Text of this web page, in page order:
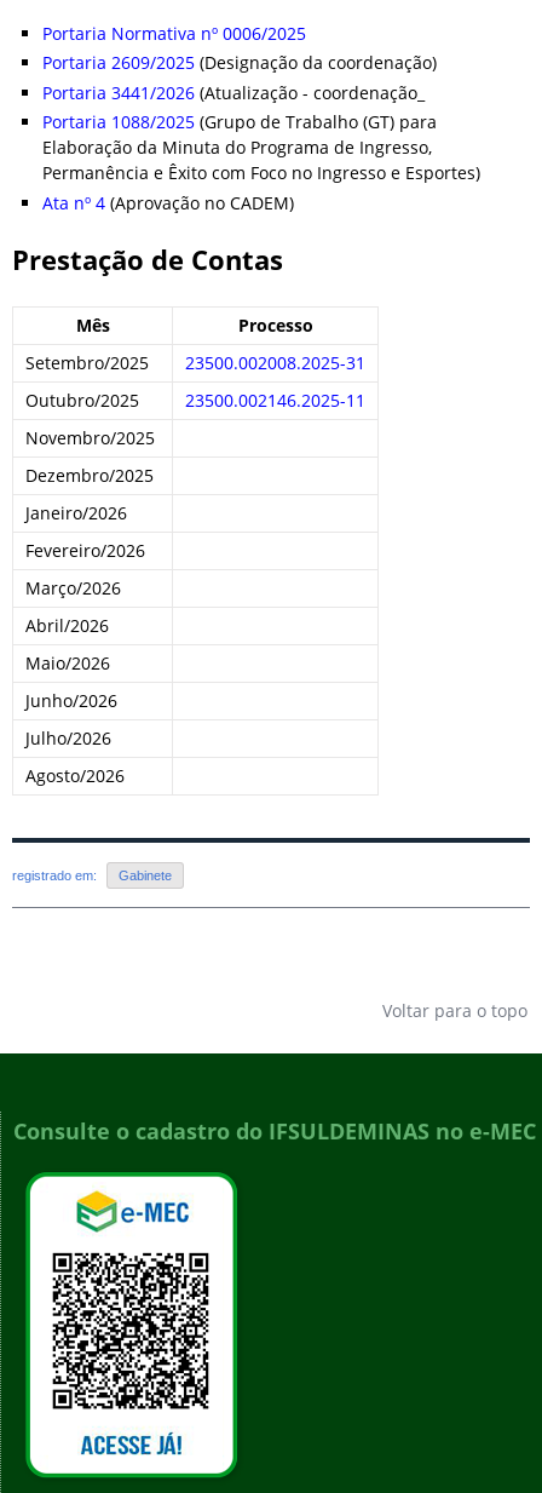
Portaria Normativa nº 0006/2025
Portaria 2609/2025 (Designação da coordenação)
Portaria 3441/2026 (Atualização - coordenação_
Portaria 1088/2025 (Grupo de Trabalho (GT) para
Elaboração da Minuta do Programa de Ingresso,
Permanência e Êxito com Foco no Ingresso e Esportes)
Ata nº 4 (Aprovação no CADEM)
Prestação de Contas
Mês
Processo
Setembro/2025
23500.002008.2025-31
Outubro/2025
23500.002146.2025-11
Novembro/2025
Dezembro/2025
Janeiro/2026
Fevereiro/2026
Março/2026
Abril/2026
Maio/2026
Junho/2026
Julho/2026
Agosto/2026
registrado em: Gabinete
Voltar para o topo
Consulte o cadastro do IFSULDEMINAS no e-MEC